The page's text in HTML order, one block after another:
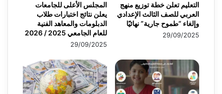
المجلس الأعلى للجامعات
يعلن نتائج اختبارات طلاب
الدبلومات والمعاهد الفنية
للعام الجامعي 2025 / 2026
29/09/2025
التعليم تعلن خطة توزيع منهج
العربي للصف الثالث الإعدادي
وإلغاء “طموح جارية” نهائيًا
29/09/2025